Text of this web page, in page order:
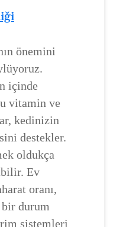
önemini
içinde
vitamin ve
kedinizin
destekler.
oldukça
Ev
oranı,
durum
sistemleri